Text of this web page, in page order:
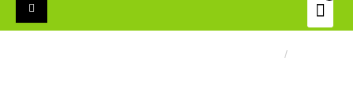
/